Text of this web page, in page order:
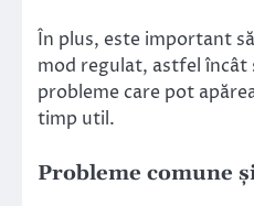
În plus, este important
mod regulat, astfel încât
probleme care pot
timp util.
Probleme comune